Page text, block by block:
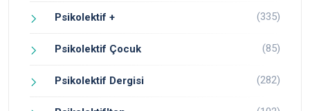
Psikolektif + (335)
Psikolektif Çocuk (85)
Psikolektif Dergisi (282)